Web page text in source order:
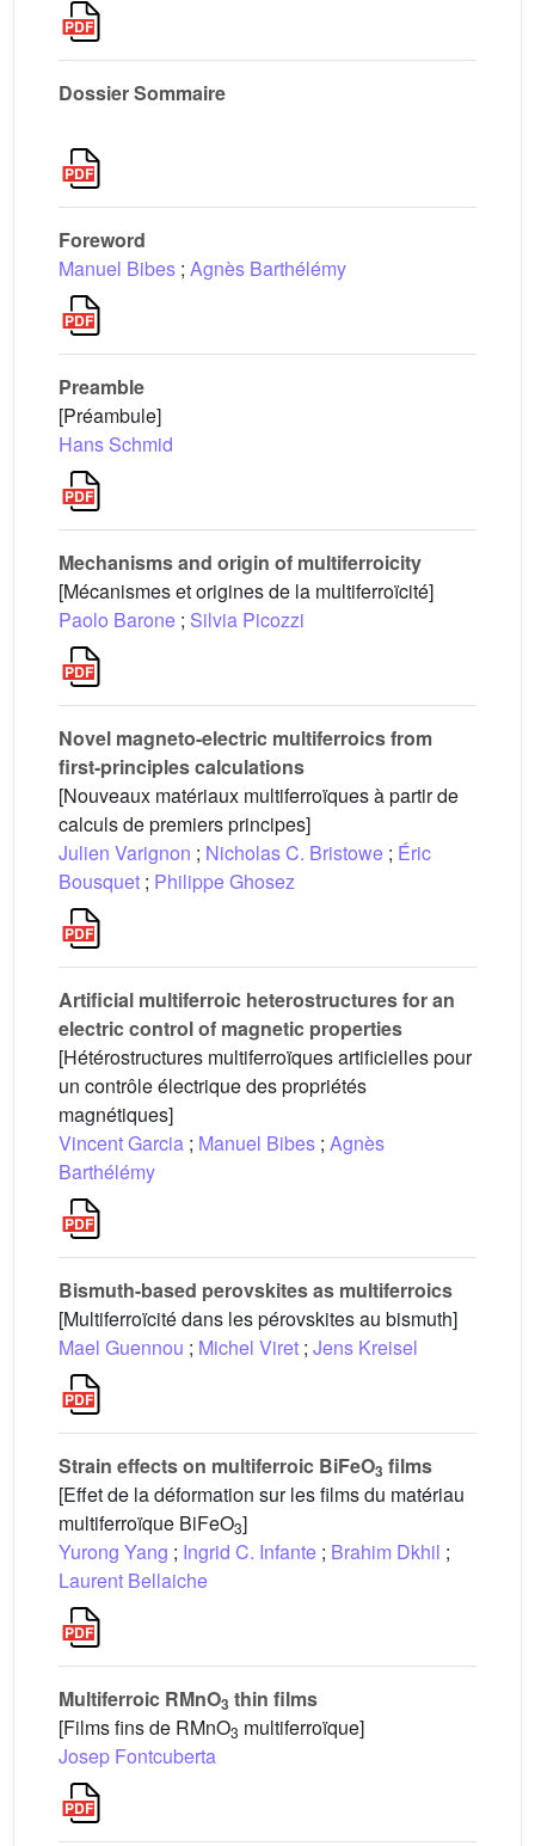
Dossier Sommaire
Foreword
Manuel Bibes ; Agnès Barthélémy
Preamble
[Préambule]
Hans Schmid
Mechanisms and origin of multiferroicity
[Mécanismes et origines de la multiferroïcité]
Paolo Barone ; Silvia Picozzi
Novel magneto-electric multiferroics from
first-principles calculations
[Nouveaux matériaux multiferroïques à partir de
calculs de premiers principes]
Julien Varignon ; Nicholas C. Bristowe ; Éric
Bousquet ; Philippe Ghosez
Artificial multiferroic heterostructures for an
electric control of magnetic properties
[Hétérostructures multiferroïques artificielles pour
un contrôle électrique des propriétés
magnétiques]
Vincent Garcia ; Manuel Bibes ; Agnès
Barthélémy
Bismuth-based perovskites as multiferroics
[Multiferroïcité dans les pérovskites au bismuth]
Mael Guennou ; Michel Viret ; Jens Kreisel
Strain effects on multiferroic BiFeO3 films
[Effet de la déformation sur les films du matériau
multiferroïque BiFeO3]
Yurong Yang ; Ingrid C. Infante ; Brahim Dkhil ;
Laurent Bellaiche
Multiferroic RMnO3 thin films
[Films fins de RMnO3 multiferroïque]
Josep Fontcuberta